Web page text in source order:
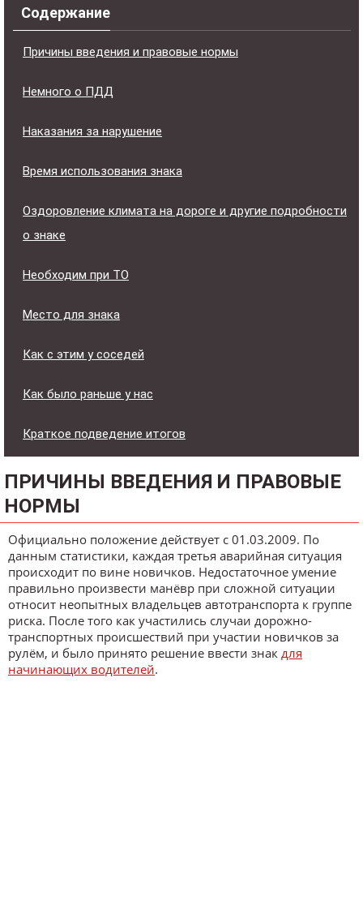
Содержание
Причины введения и правовые нормы
Немного о ПДД
Наказания за нарушение
Время использования знака
Оздоровление климата на дороге и другие подробности
о знаке
Необходим при ТО
Место для знака
Как с этим у соседей
Как было раньше у нас
Краткое подведение итогов
ПРИЧИНЫ ВВЕДЕНИЯ И ПРАВОВЫЕ
НОРМЫ
Официально положение действует с 01.03.2009. По
данным статистики, каждая третья аварийная ситуация
происходит по вине новичков. Недостаточное умение
правильно произвести манёвр при сложной ситуации
относит неопытных владельцев автотранспорта к группе
риска. После того как участились случаи дорожно-
транспортных происшествий при участии новичков за
рулём, и было принято решение ввести знак для
начинающих водителей.